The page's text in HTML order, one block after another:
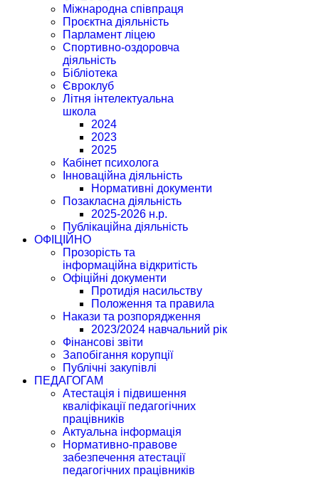
Міжнародна співпраця
Проєктна діяльність
Парламент ліцею
Спортивно-оздоровча
діяльність
Бібліотека
Євроклуб
Літня інтелектуальна
школа
2024
2023
2025
Кабінет психолога
Інноваційна діяльність
Нормативні документи
Позакласна діяльність
2025-2026 н.р.
Публікаційна діяльність
ОФІЦІЙНО
Прозорість та
інформаційна відкритість
Офіційні документи
Протидія насильству
Положення та правила
Накази та розпорядження
2023/2024 навчальний рік
Фінансові звіти
Запобігання корупції
Публічні закупівлі
ПЕДАГОГАМ
Атестація і підвишення
кваліфікації педагогічних
працівників
Актуальна інформація
Нормативно-правове
забезпечення атестації
педагогічних працівників